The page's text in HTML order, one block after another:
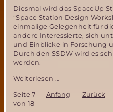
Diesmal wird das SpaceUp
“Space Station Design
einmalige Gelegenheit für
andere Interessierte, sich
und Einblicke in Forschung
Durch den SSDW wird es
werden.
Weiterlesen …
Stuttgart
Seite 7
von 18
Anfang Zurück